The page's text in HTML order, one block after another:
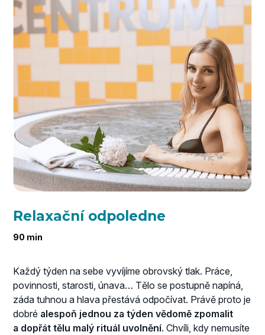
Relaxační odpoledne
90 min
Každý týden na sebe vyvíjíme obrovský tlak. Práce,
povinnosti, starosti, únava… Tělo se postupně napíná,
záda tuhnou a hlava přestává odpočívat. Právě proto je
dobré alespoň jednou za týden vědomě zpomalit
a dopřát tělu malý rituál uvolnění. Chvíli, kdy nemusíte